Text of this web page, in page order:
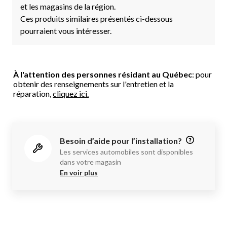
et les magasins de la région.
Ces produits similaires présentés ci-dessous
pourraient vous intéresser.
À l'attention des personnes résidant au Québec: pour
obtenir des renseignements sur l'entretien et la
réparation,cliquez ici.
Besoin d’aide pour l’installation?
Les services automobiles sont disponibles
dans votre magasin
En voir plus